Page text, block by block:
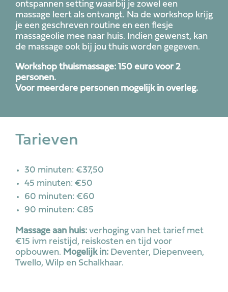
ontspannen setting waarbij je zowel een
massage leert als ontvangt. Na de workshop krijg
je een geschreven routine en een flesje
massageolie mee naar huis. Indien gewenst, kan
de massage ook bij jou thuis worden gegeven.
Workshop thuismassage: 150 euro voor 2
personen.
Voor meerdere personen mogelijk in overleg.
Tarieven
30 minuten: €37,50
45 minuten: €50
60 minuten: €60
90 minuten: €85
Massage aan huis: verhoging van het tarief met
€15 ivm reistijd, reiskosten en tijd voor
opbouwen. Mogelijk in: Deventer, Diepenveen,
Twello, Wilp en Schalkhaar.